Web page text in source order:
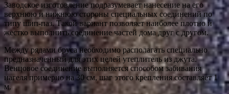
Заводское изготовление подразумевает нанесение на его
верхнюю и нижнюю стороны специальных соединений по
типу шип-паз. Такой вариант позволяет наиболее плотно и
жестко выполнить соединение частей дома друг с другом.
Между рядами бруса необходимо располагать специально
предназначенный для этих целей утеплитель из джута.
Венцовое соединение выполняется способом забивания
нагеля примерно на 30 см, шаг этого крепления составляет 1
м.